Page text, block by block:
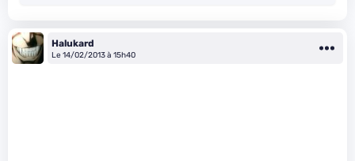
Halukard
Le 14/02/2013 à 15h40